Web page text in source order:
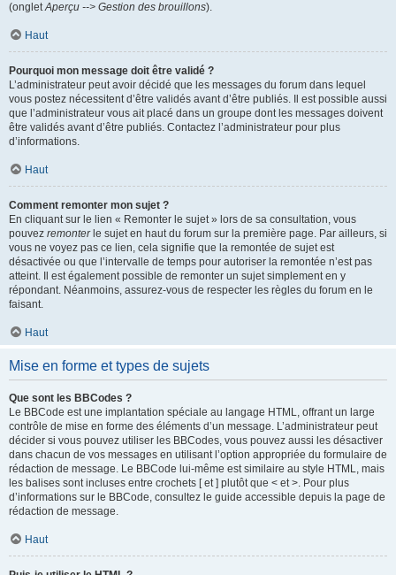
(ongletAperçu --> Gestion des brouillons).
Haut
Pourquoi mon message doit être validé ?
L’administrateur peut avoir décidé que les messages du forum dans lequel
vous postez nécessitent d’être validés avant d’être publiés. Il est possible aussi
que l’administrateur vous ait placé dans un groupe dont les messages doivent
être validés avant d’être publiés. Contactez l’administrateur pour plus
d’informations.
Haut
Comment remonter mon sujet ?
En cliquant sur le lien « Remonter le sujet » lors de sa consultation, vous
pouvez remonterle sujet en haut du forum sur la première page. Par ailleurs, si
vous ne voyez pas ce lien, cela signifie que la remontée de sujet est
désactivée ou que l’intervalle de temps pour autoriser la remontée n’est pas
atteint. Il est également possible de remonter un sujet simplement en y
répondant. Néanmoins, assurez-vous de respecter les règles du forum en le
faisant.
Haut
Mise en forme et types de sujets
Que sont les BBCodes ?
Le BBCode est une implantation spéciale au langage HTML, offrant un large
contrôle de mise en forme des éléments d’un message. L’administrateur peut
décider si vous pouvez utiliser les BBCodes, vous pouvez aussi les désactiver
dans chacun de vos messages en utilisant l’option appropriée du formulaire de
rédaction de message. Le BBCode lui-même est similaire au style HTML, mais
les balises sont incluses entre crochets [ et ] plutôt que < et >. Pour plus
d’informations sur le BBCode, consultez le guide accessible depuis la page de
rédaction de message.
Haut